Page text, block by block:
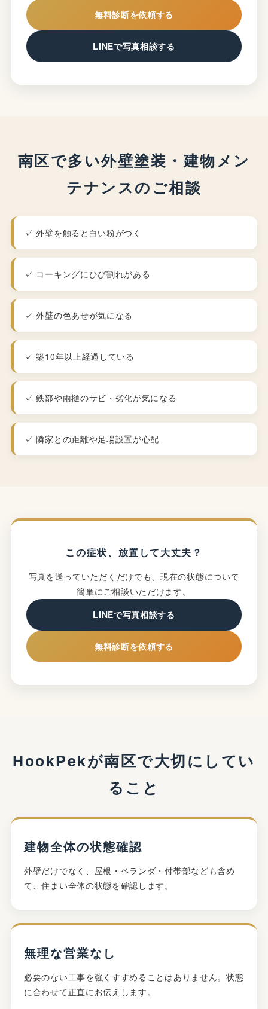
無料診断を依頼する
LINEで写真相談する
南区で多い外壁塗装・建物メン
テナンスのご相談
✓ 外壁を触ると白い粉がつく
✓ コーキングにひび割れがある
✓ 外壁の色あせが気になる
✓ 築10年以上経過している
✓ 鉄部や雨樋のサビ・劣化が気になる
✓ 隣家との距離や足場設置が心配
この症状、放置して大丈夫？
写真を送っていただくだけでも、現在の状態について
簡単にご相談いただけます。
LINEで写真相談する
無料診断を依頼する
HookPekが南区で大切にしてい
ること
建物全体の状態確認
外壁だけでなく、屋根・ベランダ・付帯部なども含め
て、住まい全体の状態を確認します。
無理な営業なし
必要のない工事を強くすすめることはありません。状態
に合わせて正直にお伝えします。